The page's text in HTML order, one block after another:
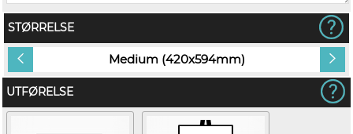
STØRRELSE
Medium (420x594mm)
UTFØRELSE